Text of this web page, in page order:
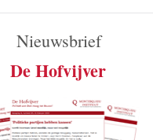
Nieuwsbrief
De Hofvijver